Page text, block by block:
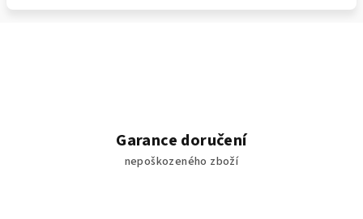
Garance doručení
nepoškozeného zboží